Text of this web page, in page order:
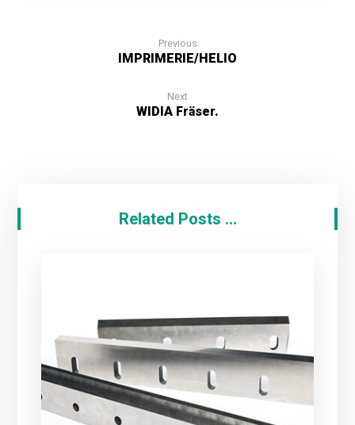
Previous
IMPRIMERIE/HELIO
Next
WIDIA Fräser.
Related Posts ...